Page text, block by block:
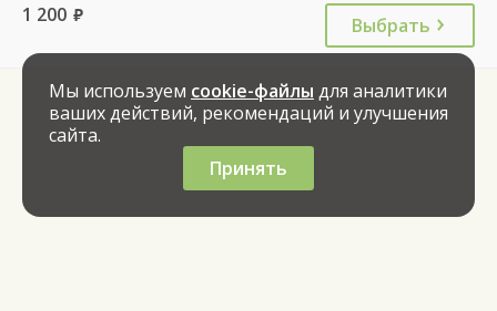
1 200 руб. Выбрать
Мы используем cookie-файлы для аналитики
ваших действий, рекомендаций и улучшения
сайта.
Принять